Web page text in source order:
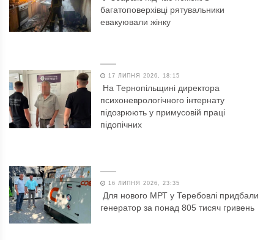
багатоповерхівці рятувальники
евакуювали жінку
17 ЛИПНЯ 2026, 18:15
На Тернопільщині директора
психоневрологічного інтернату
підозрюють у примусовій праці
підопічних
16 ЛИПНЯ 2026, 23:35
Для нового МРТ у Теребовлі придбали
генератор за понад 805 тисяч гривень